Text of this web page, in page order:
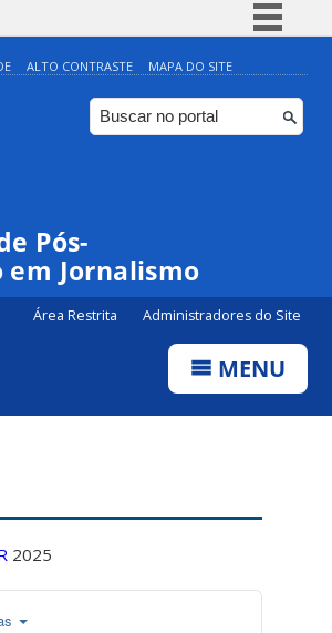
Simplifique!
Comunica BR
Participe
ALTO CONTRASTE MAPA DO SITE
Pós-
em Jornalismo
Área Restrita Administradores do Site
MENU
2025